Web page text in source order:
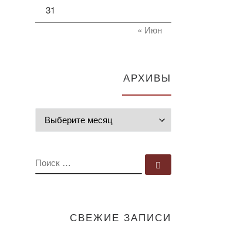
31
« Июн
АРХИВЫ
ПОИСК
СВЕЖИЕ ЗАПИСИ